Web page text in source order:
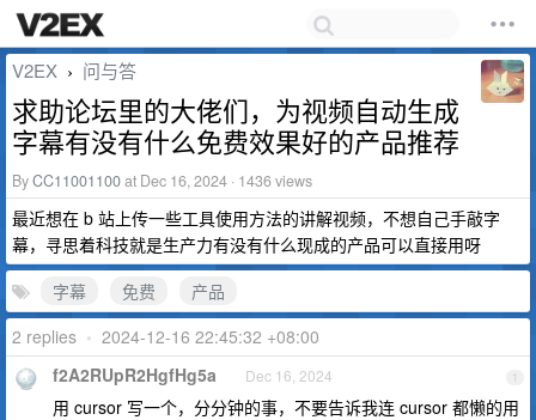
V2EX › 问与答
求助论坛里的大佬们，为视频自动生成
字幕有没有什么免费效果好的产品推荐
ByCC11001100at Dec 16, 2024 · 1436 views
最近想在 b 站上传一些工具使用方法的讲解视频，不想自己手敲字
幕，寻思着科技就是生产力有没有什么现成的产品可以直接用呀
字幕
免费
产品
2 replies • 2024-12-16 22:45:32 +08:00
1
f2A2RUpR2HgfHg5a Dec 16, 2024
用 cursor 写一个，分分钟的事，不要告诉我连 cursor 都懒的用